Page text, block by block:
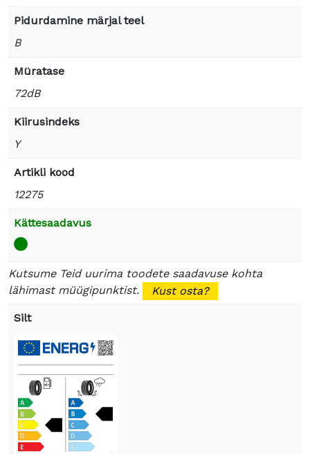
Pidurdamine märjal teel
B
Müratase
72dB
Kiirusindeks
Y
Artikli kood
12275
Kättesaadavus
Kutsume Teid uurima toodete saadavuse kohta
lähimast müügipunktist.
Kust osta?
Silt